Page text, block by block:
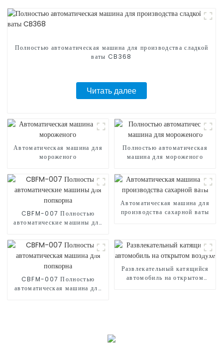
Полностью автоматическая машина для производства сладкой
ваты CB368
Читать далее
Автоматическая машина для
мороженого
Полностью автоматическая
машина для мороженого
CBFM-007 Полностью
автоматические машины для
Автоматическая машина для
производства сахарной ваты
CBFM-007 Полностью
автоматическая машина для
Развлекательный катящийся
автомобиль на открытом